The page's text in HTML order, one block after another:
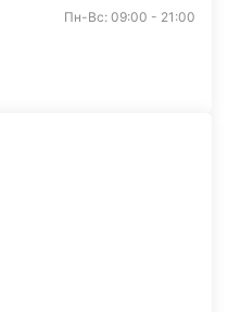
Пн-Вс: 09:00 - 21:00